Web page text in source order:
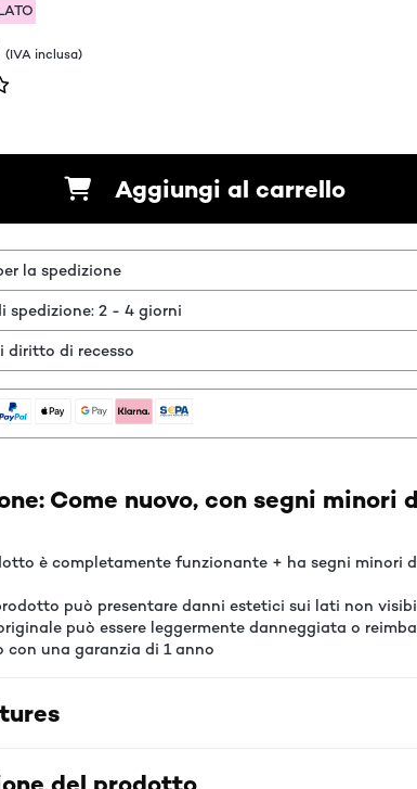
(IVA inclusa)
Aggiungi al carrello
la spedizione
spedizione: 2 - 4 giorni
diritto di recesso
Come nuovo, con segni minori
è completamente funzionante + ha segni minori
può presentare danni estetici sui lati non
può essere leggermente danneggiata o
con una garanzia di 1 anno